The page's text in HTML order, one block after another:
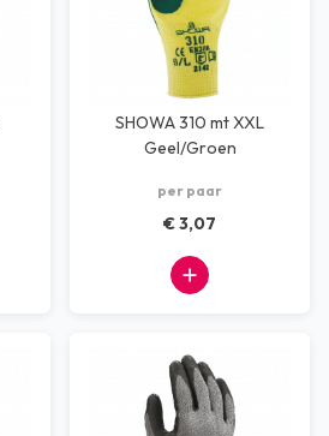
SHOWA 310 mt XXL
Geel/Groen
per paar
€ 3,07